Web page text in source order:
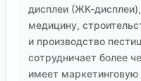
задачи, конкретного
требований к
— уже детали,
убедились, и решают
дисплеи (ЖК-
медицину,
и производство
сотрудничает более
имеет